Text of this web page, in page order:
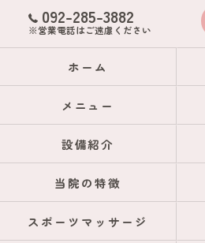
092-285-3882
※営業電話はご遠慮ください
ホーム
メニュー
設備紹介
当院の特徴
スポーツマッサージ